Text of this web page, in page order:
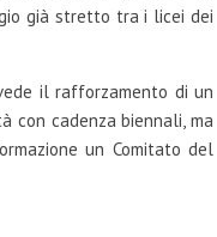
già stretto tra i licei dei
il rafforzamento di un
con cadenza biennali, ma
un Comitato del